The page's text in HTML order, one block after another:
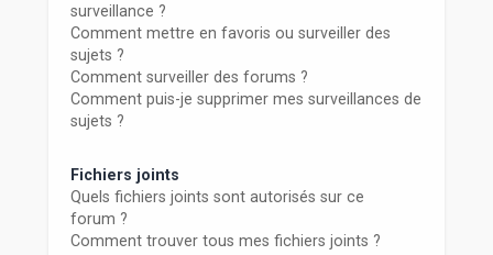
surveillance ?
Comment mettre en favoris ou surveiller des
sujets ?
Comment surveiller des forums ?
Comment puis-je supprimer mes surveillances de
sujets ?
Fichiers joints
Quels fichiers joints sont autorisés sur ce
forum ?
Comment trouver tous mes fichiers joints ?